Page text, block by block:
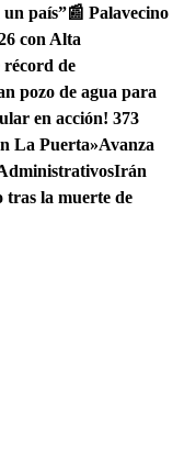
un país”📰 Palavecino
con Alta
récord de
pozo de agua para
en acción! 373
La Puerta»Avanza
Irán
tras la muerte de